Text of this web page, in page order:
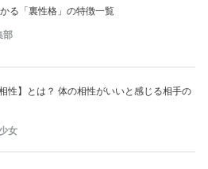
る「裏性格」の特徴一覧
部
相性】とは？ 体の相性がいいと感じる相手の
女